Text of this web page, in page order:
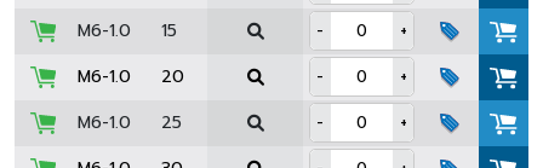
M6-1.0
15 -
+
M6-1.0
20 -
+
M6-1.0
25 -
+